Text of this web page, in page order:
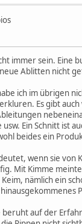
immer sein. Eine
Ablitten nicht
ich im übrigen
Es gibt
usw. Ein Schnitt ist
beides ein
wenn sie von
Mit Kimme
nämlich ein
beruht auf der